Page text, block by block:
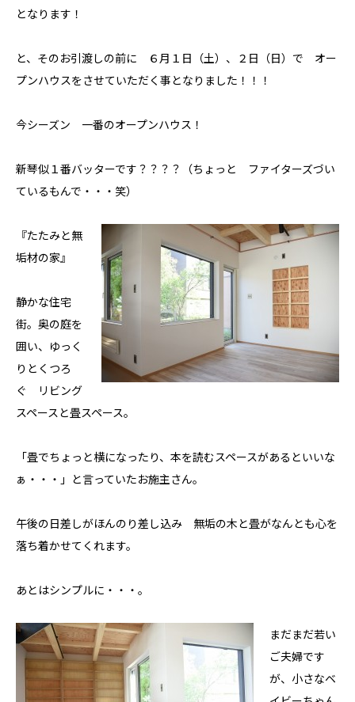
私たちについて
会社概要
職人の技
省エネと性能
安心・保証
家づくりの流れ
となります！
と、そのお引渡しの前に ６月１日（土）、２日（日）で オー
プンハウスをさせていただく事となりました！！！
今シーズン 一番のオープンハウス！
新琴似１番バッターです？？？？（ちょっと ファイターズづい
ているもんで・・・笑）
『たたみと無
垢材の家』
静かな住宅
街。奥の庭を
囲い、ゆっく
りとくつろ
ぐ リビング
スペースと畳スペース。
「畳でちょっと横になったり、本を読むスペースがあるといいな
ぁ・・・」と言っていたお施主さん。
午後の日差しがほんのり差し込み 無垢の木と畳がなんとも心を
落ち着かせてくれます。
あとはシンプルに・・・。
まだまだ若い
ご夫婦です
が、小さなベ